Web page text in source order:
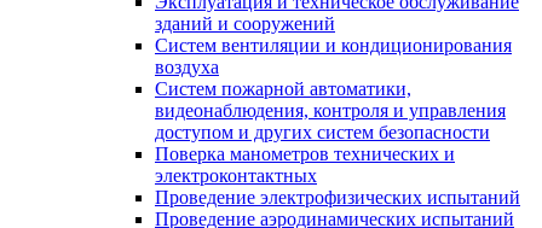
зданий и сооружений
Систем вентиляции и кондиционирования
воздуха
Систем пожарной автоматики,
видеонаблюдения, контроля и управления
доступом и других систем безопасности
Поверка манометров технических и
электроконтактных
Проведение электрофизических испытаний
Проведение аэродинамических испытаний